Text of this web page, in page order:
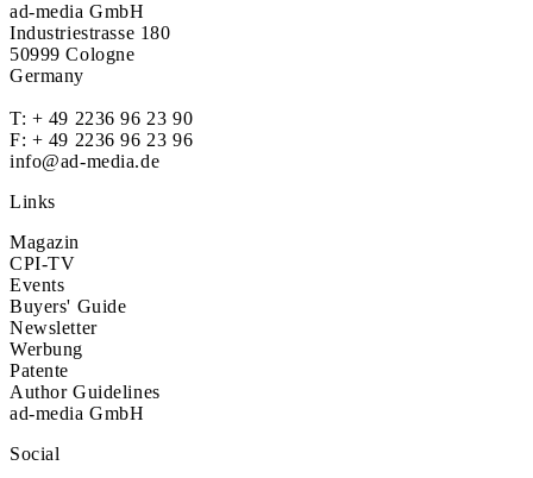
ad-media GmbH
Industriestrasse 180
50999 Cologne
Germany
T: + 49 2236 96 23 90
F: + 49 2236 96 23 96
info@ad-media.de
Links
Magazin
CPI-TV
Events
Buyers' Guide
Newsletter
Werbung
Patente
Author Guidelines
ad-media GmbH
Social